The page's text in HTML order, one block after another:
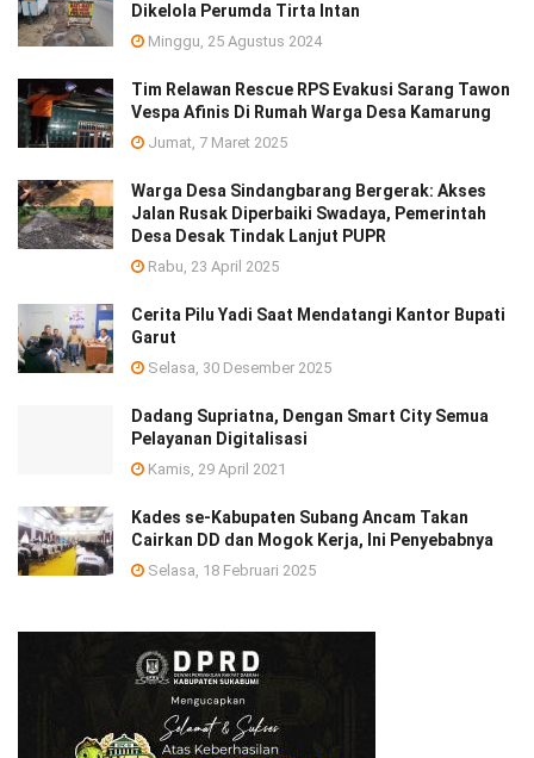
Dikelola Perumda Tirta Intan
Minggu, 25 Agustus 2024
Tim Relawan Rescue RPS Evakusi Sarang Tawon
Vespa Afinis Di Rumah Warga Desa Kamarung
Jumat, 7 Maret 2025
Warga Desa Sindangbarang Bergerak: Akses
Jalan Rusak Diperbaiki Swadaya, Pemerintah
Desa Desak Tindak Lanjut PUPR
Rabu, 23 April 2025
Cerita Pilu Yadi Saat Mendatangi Kantor Bupati
Garut
Selasa, 30 Desember 2025
Dadang Supriatna, Dengan Smart City Semua
Pelayanan Digitalisasi
Kamis, 29 April 2021
Kades se-Kabupaten Subang Ancam Takan
Cairkan DD dan Mogok Kerja, Ini Penyebabnya
Selasa, 18 Februari 2025